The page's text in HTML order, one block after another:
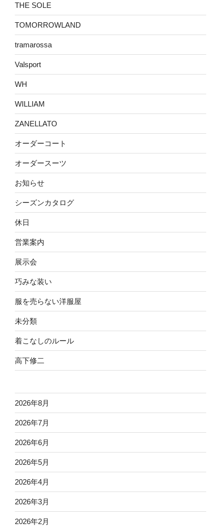
THE SOLE
TOMORROWLAND
tramarossa
Valsport
WH
WILLIAM
ZANELLATO
オーダーコート
オーダースーツ
お知らせ
シーズンカタログ
休日
営業案内
展示会
巧みな装い
服を売らない洋服屋
未分類
着こなしのルール
高下修二
2026年8月
2026年7月
2026年6月
2026年5月
2026年4月
2026年3月
2026年2月